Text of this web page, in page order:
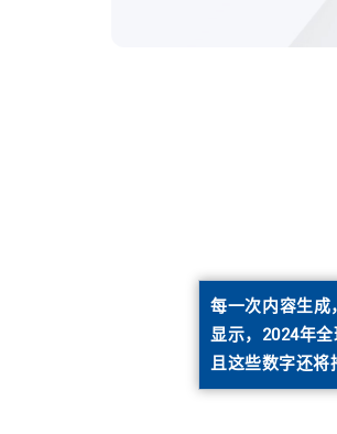
每一次内容生成
显示，2024年
且这些数字还将